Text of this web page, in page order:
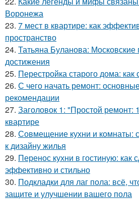
Воронежа
23. 7 мест в квартире: как
пространство
24. Татьяна Буланова: Московские
достижения
25. Перестройка старого дома: как
26. С чего начать ремонт:
рекомендации
27. Заголовок 1: "Простой ремонт:
квартире
28. Совмещение кухни и комнаты:
к дизайну жилья
29. Перенос кухни в гостиную: как
эффективно и стильно
30. Подкладки для лаг пола: всё,
защите и улучшении вашего пола